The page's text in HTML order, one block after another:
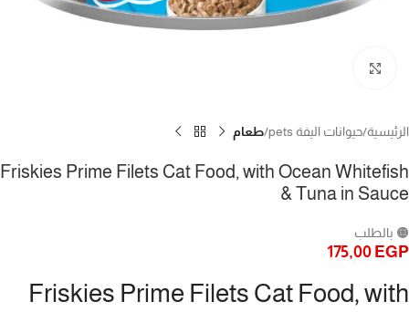
الرئيسية حيوانات اليفة pets طعام
Friskies Prime Filets Cat Food, with Ocean Whitefish
& Tuna in Sauce
🟠 بالطلب
175,00 EGP
Friskies Prime Filets Cat Food, with